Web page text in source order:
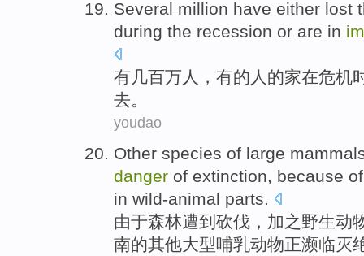
Several million have either lost
during the recession or are in
有几百万 人，有的人 的家在危机
去。
youdao
Other species of large
danger of extinction, because
in wild-animal parts.
由于森林遭到砍伐， 加之野生动
南的其他大型哺乳动物正濒临灭